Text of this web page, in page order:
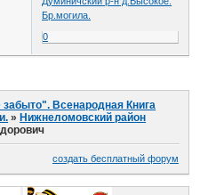
Бр.могила.
0
забыто". Всенародная Книга
» Нижнеломовский район
создать бесплатный форум